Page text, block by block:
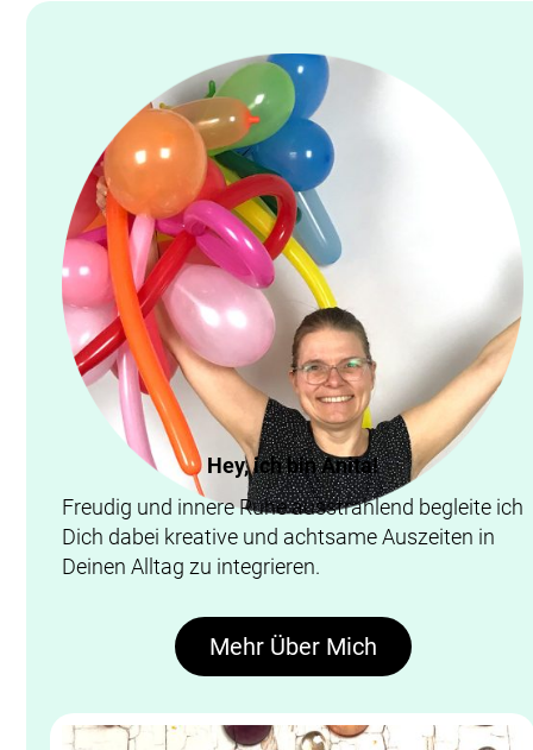
Hey, ich bin Anita!
Freudig und innere Ruhe ausstrahlend begleite ich
Dich dabei kreative und achtsame Auszeiten in
Deinen Alltag zu integrieren.
Mehr Über Mich